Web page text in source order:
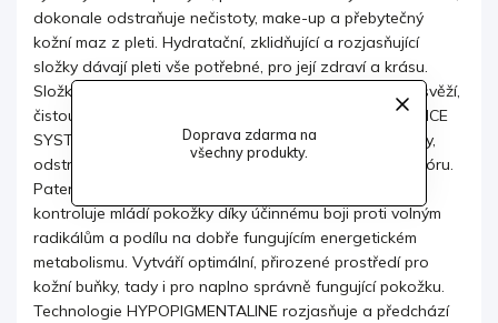
Doprava zdarma na
všechny produkty.
dokonale odstraňuje nečistoty, make-up a přebytečný
kožní maz z pleti. Hydratační, zklidňující a rozjasňující
složky dávají pleti vše potřebné, pro její zdraví a krásu.
Složky zmírňující dopady tvrdé vody pak zanechávají svěží,
čistou pleť bez pocitu diskomfortu. Patent SKIN BALANCE
SYSTEM aktivuje přirozenou obranyschopnost pokožky,
odstraňuje špatnou a podporuje dobrou, kožní
mikroflóru.
Patentovaná technologie CELLULAR WATER plně
kontroluje mládí pokožky díky účinnému boji proti volným
radikálům a podílu na dobře fungujícím energetickém
metabolismu. Vytváří optimální, přirozené prostředí pro
kožní buňky, tady i pro naplno správně fungující pokožku.
Technologie HYPOPIGMENTALINE rozjasňuje a předchází